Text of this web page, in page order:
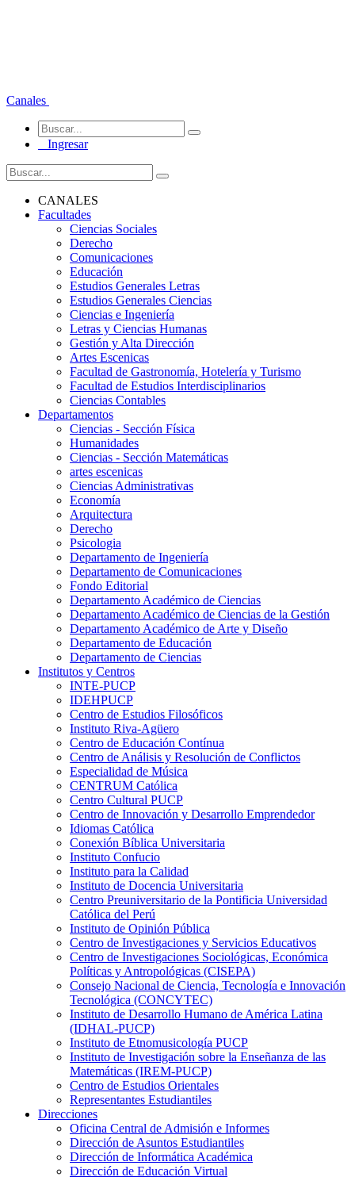
Canales
Ingresar
CANALES
Facultades
Ciencias Sociales
Derecho
Comunicaciones
Educación
Estudios Generales Letras
Estudios Generales Ciencias
Ciencias e Ingeniería
Letras y Ciencias Humanas
Gestión y Alta Dirección
Artes Escenicas
Facultad de Gastronomía, Hotelería y Turismo
Facultad de Estudios Interdisciplinarios
Ciencias Contables
Departamentos
Ciencias - Sección Física
Humanidades
Ciencias - Sección Matemáticas
artes escenicas
Ciencias Administrativas
Economía
Arquitectura
Derecho
Psicologia
Departamento de Ingeniería
Departamento de Comunicaciones
Fondo Editorial
Departamento Académico de Ciencias
Departamento Académico de Ciencias de la Gestión
Departamento Académico de Arte y Diseño
Departamento de Educación
Departamento de Ciencias
Institutos y Centros
INTE-PUCP
IDEHPUCP
Centro de Estudios Filosóficos
Instituto Riva-Agüero
Centro de Educación Contínua
Centro de Análisis y Resolución de Conflictos
Especialidad de Música
CENTRUM Católica
Centro Cultural PUCP
Centro de Innovación y Desarrollo Emprendedor
Idiomas Católica
Conexión Bíblica Universitaria
Instituto Confucio
Instituto para la Calidad
Instituto de Docencia Universitaria
Centro Preuniversitario de la Pontificia Universidad
Católica del Perú
Instituto de Opinión Pública
Centro de Investigaciones y Servicios Educativos
Centro de Investigaciones Sociológicas, Económica
Políticas y Antropológicas (CISEPA)
Consejo Nacional de Ciencia, Tecnología e Innovación
Tecnológica (CONCYTEC)
Instituto de Desarrollo Humano de América Latina
(IDHAL-PUCP)
Instituto de Etnomusicología PUCP
Instituto de Investigación sobre la Enseñanza de las
Matemáticas (IREM-PUCP)
Centro de Estudios Orientales
Representantes Estudiantiles
Direcciones
Oficina Central de Admisión e Informes
Dirección de Asuntos Estudiantiles
Dirección de Informática Académica
Dirección de Educación Virtual